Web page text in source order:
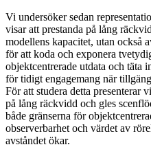
Vi undersöker sedan
visar att prestanda på lång
modellens kapacitet, utan också
för att koda och exponera
objektcentrerade utdata och täta
för tidigt engagemang när
För att studera detta presenterar
på lång räckvidd och gles
både gränserna för
observerbarhet och värdet av
avståndet ökar.